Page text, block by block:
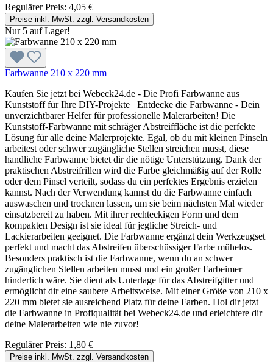
Regulärer Preis: 4,05 €
Preise inkl. MwSt. zzgl. Versandkosten
Nur 5 auf Lager!
Farbwanne 210 x 220 mm
Kaufen Sie jetzt bei Webeck24.de - Die Profi Farbwanne aus
Kunststoff für Ihre DIY-Projekte Entdecke die Farbwanne - Dein
unverzichtbarer Helfer für professionelle Malerarbeiten! Die
Kunststoff-Farbwanne mit schräger Abstreiffläche ist die perfekte
Lösung für alle deine Malerprojekte. Egal, ob du mit kleinen Pinseln
arbeitest oder schwer zugängliche Stellen streichen musst, diese
handliche Farbwanne bietet dir die nötige Unterstützung. Dank der
praktischen Abstreifrillen wird die Farbe gleichmäßig auf der Rolle
oder dem Pinsel verteilt, sodass du ein perfektes Ergebnis erzielen
kannst. Nach der Verwendung kannst du die Farbwanne einfach
auswaschen und trocknen lassen, um sie beim nächsten Mal wieder
einsatzbereit zu haben. Mit ihrer rechteckigen Form und dem
kompakten Design ist sie ideal für jegliche Streich- und
Lackierarbeiten geeignet. Die Farbwanne ergänzt dein Werkzeugset
perfekt und macht das Abstreifen überschüssiger Farbe mühelos.
Besonders praktisch ist die Farbwanne, wenn du an schwer
zugänglichen Stellen arbeiten musst und ein großer Farbeimer
hinderlich wäre. Sie dient als Unterlage für das Abstreifgitter und
ermöglicht dir eine saubere Arbeitsweise. Mit einer Größe von 210 x
220 mm bietet sie ausreichend Platz für deine Farben. Hol dir jetzt
die Farbwanne in Profiqualität bei Webeck24.de und erleichtere dir
deine Malerarbeiten wie nie zuvor!
Regulärer Preis: 1,80 €
Preise inkl. MwSt. zzgl. Versandkosten